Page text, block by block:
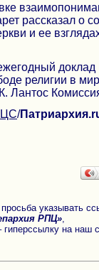
рассказал о
и ее
доклад
религии в
Лантос
/
указывать
РПЦ»
гиперссылку на наш